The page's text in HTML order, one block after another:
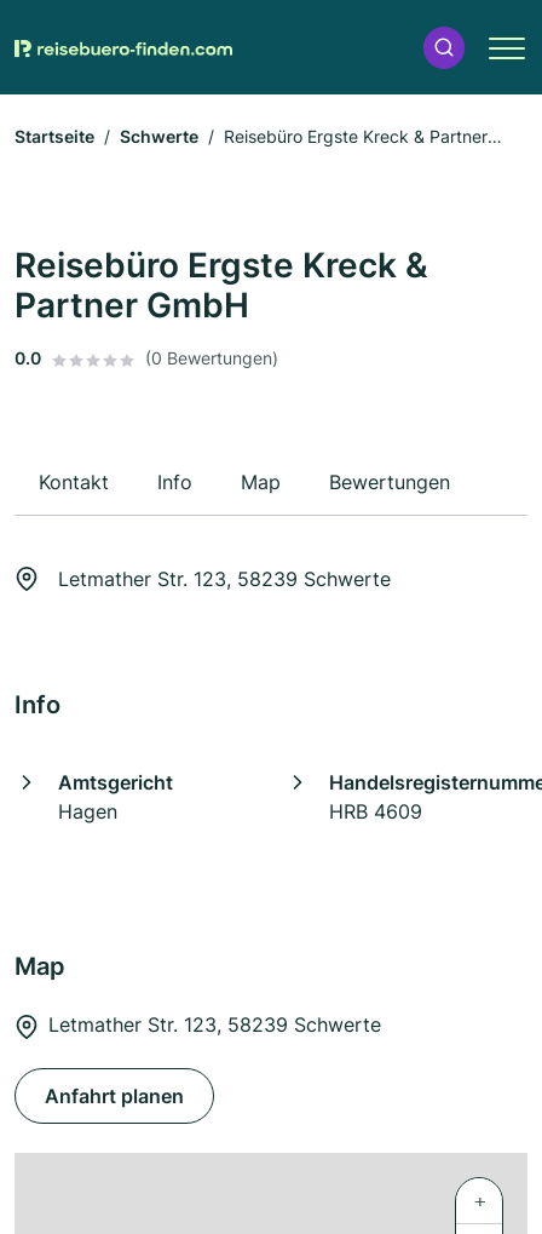
Startseite Schwerte
Reisebüro Ergste Kreck & Partner
Reisebüro Ergste Kreck &
Partner GmbH
0.0 (0 Bewertungen)
Kontakt Info Map Bewertungen
Letmather Str. 123, 58239 Schwerte
Info
Amtsgericht
Hagen
HRB 4609
Map
Letmather Str. 123, 58239 Schwerte
Anfahrt planen
+